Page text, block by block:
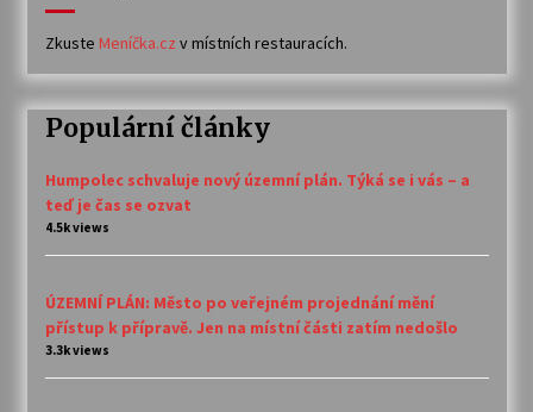
Zkuste Meníčka.cz v místních restauracích.
Populární články
Humpolec schvaluje nový územní plán. Týká se i vás – a
teď je čas se ozvat
4.5k views
ÚZEMNÍ PLÁN: Město po veřejném projednání mění
přístup k přípravě. Jen na místní části zatím nedošlo
3.3k views